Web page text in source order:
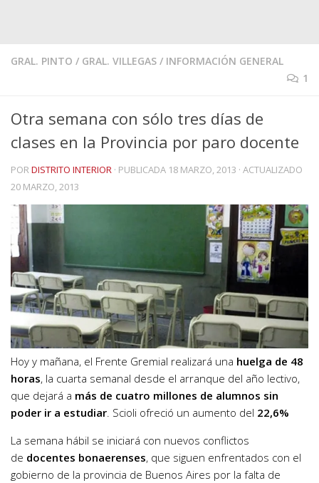
GRAL. PINTO / GRAL. VILLEGAS / INFORMACIÓN GENERAL
1
Otra semana con sólo tres días de
clases en la Provincia por paro docente
PORDISTRITO INTERIOR · PUBLICADA 18 MARZO, 2013 · ACTUALIZADO
20 MARZO, 2013
Hoy y mañana, el Frente Gremial realizará una huelga de 48
horas, la cuarta semanal desde el arranque del año lectivo,
que dejará a más de cuatro millones de alumnos sin
poder ir a estudiar. Scioli ofreció un aumento del 22,6%
La semana hábil se iniciará con nuevos conflictos
de docentes bonaerenses, que siguen enfrentados con el
gobierno de la provincia de Buenos Aires por la falta de